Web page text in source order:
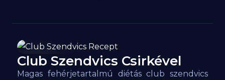
163kcal
Club Szendvics Csirkével
Magas fehérjetartalmú diétás club szendvics